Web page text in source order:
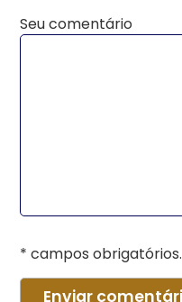
Seu comentário
* campos obrigatórios.